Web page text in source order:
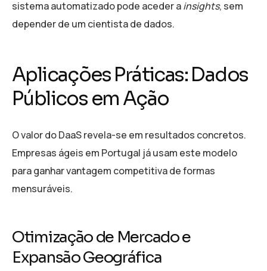
sistema automatizado pode aceder ainsights, sem
depender de um cientista de dados.
Aplicações Práticas: Dados
Públicos em Ação
O valor do DaaS revela-se em resultados concretos.
Empresas ágeis em Portugal já usam este modelo
para ganhar vantagem competitiva de formas
mensuráveis.
Otimização de Mercado e
Expansão Geográfica